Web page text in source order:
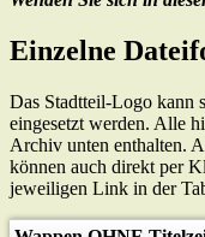
Einzelne
Das Stadtteil-Logo kann
eingesetzt werden. Alle
Archiv unten enthalten.
können auch direkt per
jeweiligen Link in der